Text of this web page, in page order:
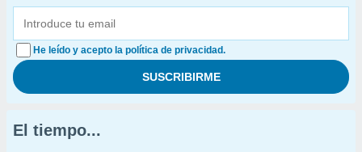
He leído y acepto la política de privacidad.
El tiempo...